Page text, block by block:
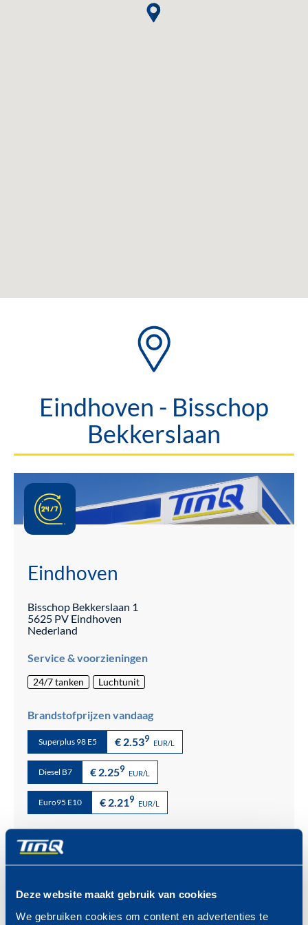
Deze website maakt gebruik van cookies
We gebruiken cookies om content en advertenties te
Eindhoven - Bisschop
Bekkerslaan
Eindhoven
Bisschop Bekkerslaan 1
5625 PV Eindhoven
Nederland
Service & voorzieningen
24/7 tanken Luchtunit
Brandstofprijzen vandaag
Superplus 98 E5 € 2.539 EUR/L
Diesel B7 € 2.259 EUR/L
Euro95 E10 € 2.219 EUR/L
Meer over onze brandstoffen >